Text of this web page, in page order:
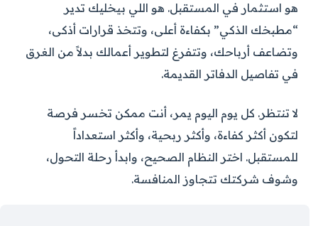
هو استثمار في المستقبل. هو اللي بيخليك تدير
“مطبخك الذكي” بكفاءة أعلى، وتتخذ قرارات أذكى،
وتضاعف أرباحك، وتتفرغ لتطوير أعمالك بدلاً من الغرق
في تفاصيل الدفاتر القديمة.
لا تنتظر. كل يوم اليوم يمر، أنت ممكن تخسر فرصة
لتكون أكثر كفاءة، وأكثر ربحية، وأكثر استعداداً
للمستقبل. اختر النظام الصحيح، وابدأ رحلة التحول،
وشوف شركتك تتجاوز المنافسة.